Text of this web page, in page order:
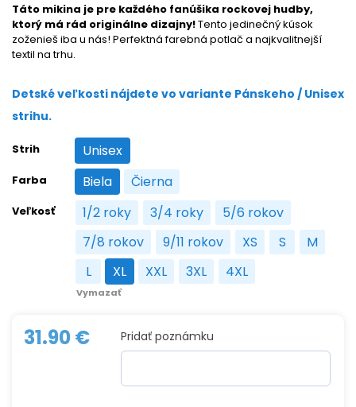
Táto mikina je pre každého fanúšika rockovej hudby,
ktorý má rád originálne dizajny!Tento jedinečný kúsok
zoženieš iba u nás! Perfektná farebná potlač a najkvalitnejší
textil na trhu.
Detské veľkosti nájdete vo variante Pánskeho / Unisex
strihu.
Strih Unisex
Unisex
Farba Biela
Biela Čierna
Čierna
Veľkosť 1/2 roky
1/2 roky 3/4 roky
3/4 roky 5/6 rokov
5/6 rokov
7/8 rokov
7/8 rokov9/11 rokov
9/11 rokovXS
XS S
S M
M
LL XL
XL XXL
XXL 3XL
3XL 4XL
4XL
Vymazať
31.90€ Pridať poznámku